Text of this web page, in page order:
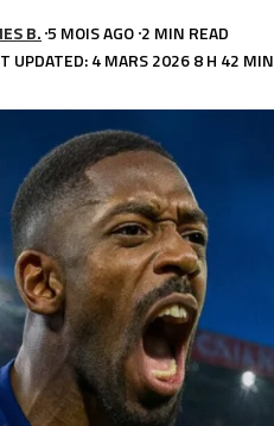
UPDATED: 4 MARS 2026 8 H 42 MIN
B. 5 MOIS AGO 2 MIN READ